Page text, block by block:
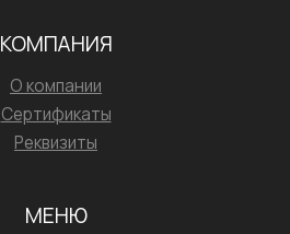
КОМПАНИЯ
О компании
Сертификаты
Реквизиты
МЕНЮ